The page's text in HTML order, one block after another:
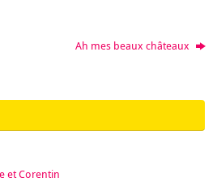
Ah mes beaux châteaux
et Corentin